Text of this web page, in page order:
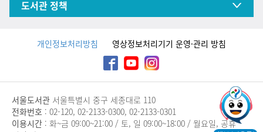
도서관 정책
개인정보처리방침 영상정보처리기기 운영·관리 방침
서울도서관 서울특별시 중구 세종대로 110
전화번호 : 02-120, 02-2133-0300, 02-2133-0301
이용시간 : 화~금 09:00~21:00 / 토, 일 09:00~18:00 / 월요일, 공휴